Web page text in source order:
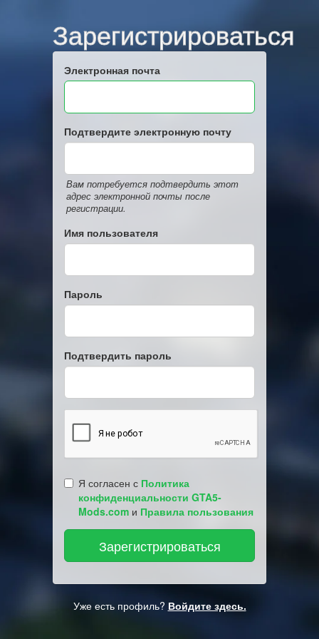
Зарегистрироваться
Электронная почта
Подтвердите электронную почту
Вам потребуется подтвердить этот
адрес электронной почты после
регистрации.
Имя пользователя
Пароль
Подтвердить пароль
Я согласен с Политика
конфиденциальности GTA5-
Mods.com и Правила пользования
Уже есть профиль? Войдите здесь.